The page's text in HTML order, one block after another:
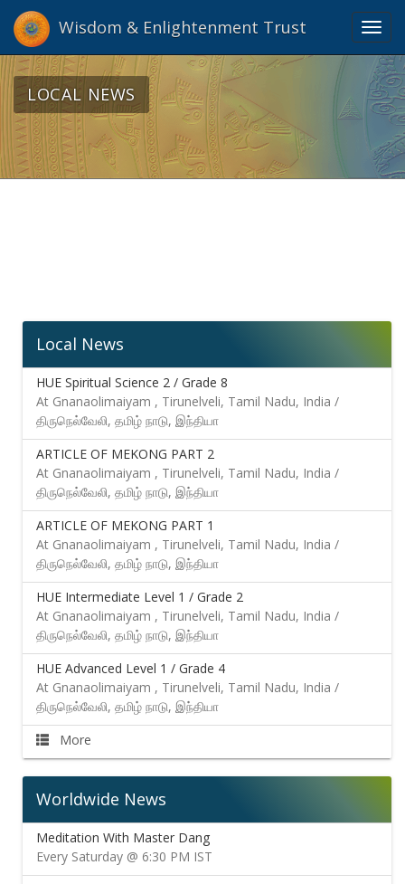
Wisdom & Enlightenment Trust
LOCAL NEWS
Local News
HUE Spiritual Science 2 / Grade 8
At Gnanaolimaiyam , Tirunelveli, Tamil Nadu, India /
திருநெல்வேலி, தமிழ் நாடு, இந்தியா
ARTICLE OF MEKONG PART 2
At Gnanaolimaiyam , Tirunelveli, Tamil Nadu, India /
திருநெல்வேலி, தமிழ் நாடு, இந்தியா
ARTICLE OF MEKONG PART 1
At Gnanaolimaiyam , Tirunelveli, Tamil Nadu, India /
திருநெல்வேலி, தமிழ் நாடு, இந்தியா
HUE Intermediate Level 1 / Grade 2
At Gnanaolimaiyam , Tirunelveli, Tamil Nadu, India /
திருநெல்வேலி, தமிழ் நாடு, இந்தியா
HUE Advanced Level 1 / Grade 4
At Gnanaolimaiyam , Tirunelveli, Tamil Nadu, India /
திருநெல்வேலி, தமிழ் நாடு, இந்தியா
More
Worldwide News
Meditation With Master Dang
Every Saturday @ 6:30 PM IST